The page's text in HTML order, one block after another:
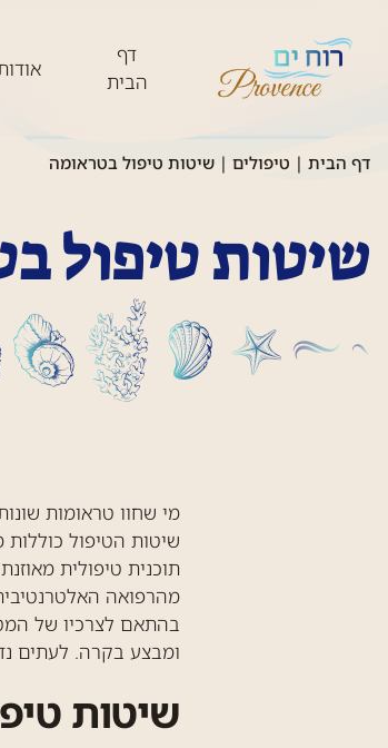
דף
הבית
דף הבית | טיפולים |שיטות טיפול בטראומה
שיטות טיפול
מי שחוו טראומות
שיטות הטיפול
תוכנית טיפולית
מהרפואה
בהתאם לצרכיו של
ומבצע בקרה. לעתים
שיטות